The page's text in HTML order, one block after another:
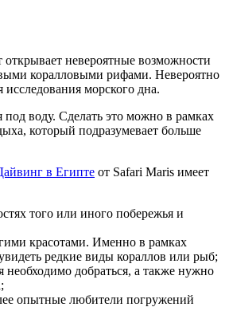
невероятные возможности
коралловыми рифами. Невероятно
морского дна.
воду. Сделать это можно в рамках
который подразумевает больше
в Египте от Safari Maris имеет
того или иного побережья и
красотами. Именно в рамках
редкие виды кораллов или рыб;
необходимо добраться, а также нужно
опытные любители погружений